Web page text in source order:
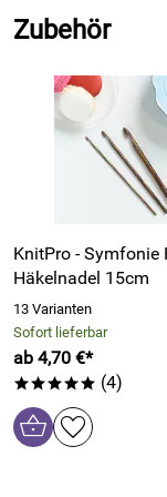
Hersteller: Prym
130, 52224
Zubehör
KnitPro - Symfonie
Häkelnadel 15cm
13 Varianten
Sofort lieferbar
ab 4,70 €*
***** (4)